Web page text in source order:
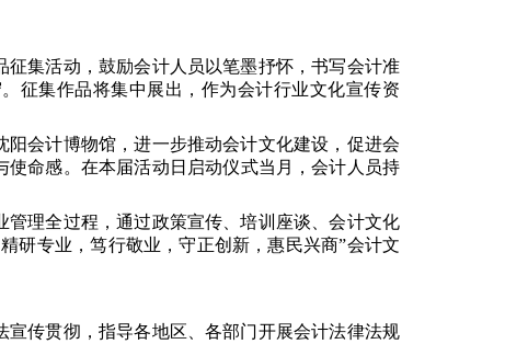
征集活动，鼓励会计人员以笔墨抒怀，书写会计准
征集作品将集中展出，作为会计行业文化宣传资
阳会计博物馆，进一步推动会计文化建设，促进会
命感。在本届活动日启动仪式当月，会计人员持
管理全过程，通过政策宣传、培训座谈、会计文化
研专业，笃行敬业，守正创新，惠民兴商”会计文
宣传贯彻，指导各地区、各部门开展会计法律法规